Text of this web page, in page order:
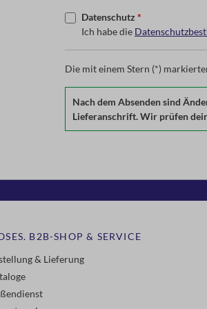
Datenschutz *
Ich habe die
Die mit einem Stern (*)
Nach dem Absenden sind
Lieferanschrift. Wir prüfen
B2B-SHOP & SERVICE
& Lieferung